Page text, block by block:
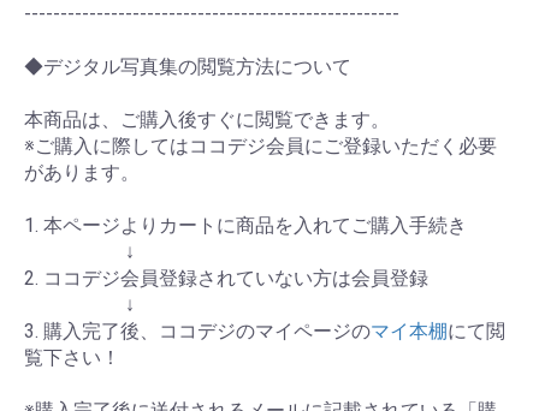
----------------------------------------------------
◆デジタル写真集の閲覧方法について
本商品は、ご購入後すぐに閲覧できます。
※ご購入に際してはココデジ会員にご登録いただく必要
があります。
1. 本ページよりカートに商品を入れてご購入手続き
↓
2. ココデジ会員登録されていない方は会員登録
↓
3. 購入完了後、ココデジのマイページのマイ本棚にて閲
覧下さい！